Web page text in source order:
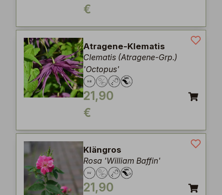
€
Atragene-Klematis
Clematis (Atragene-Grp.)
'Octopus'
21,90
€
Klängros
Rosa 'William Baffin'
21,90